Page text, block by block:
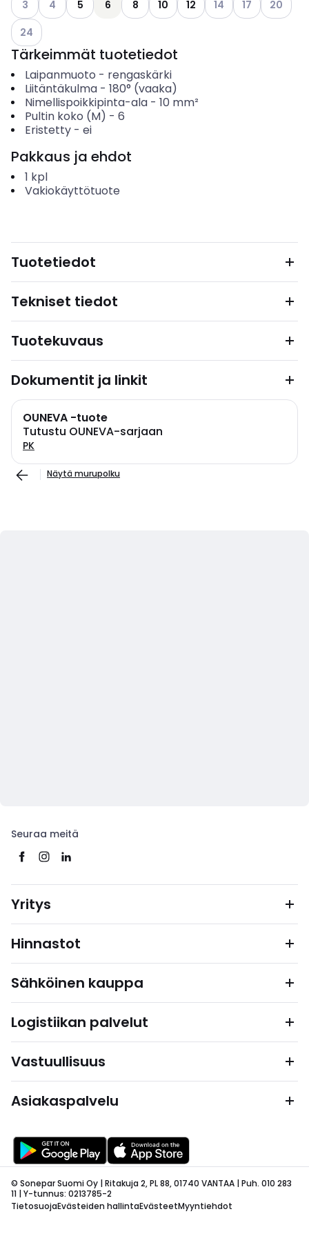
3 4 5 6 8 10 12 14 17
20
Katso käytettävissä olevat vaihtoehdot
24
Tärkeimmät tuotetiedot
Laipanmuoto - rengaskärki
Liitäntäkulma- 180° (vaaka)
Nimellispoikkipinta-ala- 10 mm²
Pultin koko (M) - 6
Eristetty- ei
Pakkaus ja ehdot
1 kpl
Vakiokäyttötuote
Tuotetiedot
Tekniset tiedot
Tuotekuvaus
Dokumentit ja linkit
OUNEVA -tuote
Tutustu OUNEVA-sarjaan
PK
Näytä murupolku
Seuraa meitä
Yritys
Hinnastot
Sähköinen kauppa
Logistiikan palvelut
Vastuullisuus
Asiakaspalvelu
© Sonepar Suomi Oy | Ritakuja 2, PL 88, 01740 VANTAA | Puh. 010 283
11 | Y-tunnus: 0213785-2
TietosuojaEvästeiden hallintaEvästeetMyyntiehdot